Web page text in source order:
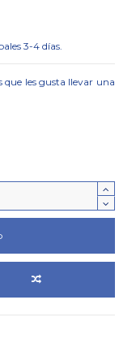
3-4 días.
que les gusta llevar una